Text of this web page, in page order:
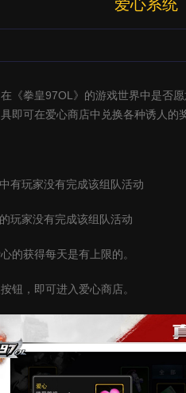
爱心系统
《拳皇97OL》的游戏世界中是否
即可在爱心商店中兑换各种诱人的
有玩家没有完成该组队活动
玩家没有完成该组队活动
的获得每天是有上限的。
钮，即可进入爱心商店。